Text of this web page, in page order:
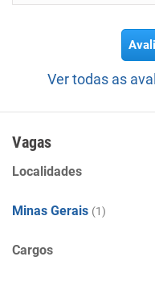
Ver todas as
Vagas
Localidades
Minas Gerais (1)
Cargos